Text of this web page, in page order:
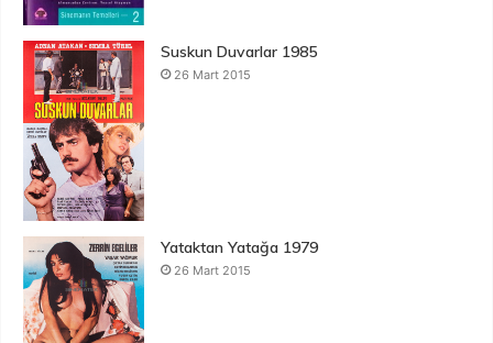
Suskun Duvarlar 1985
26 Mart 2015
Yataktan Yatağa 1979
26 Mart 2015